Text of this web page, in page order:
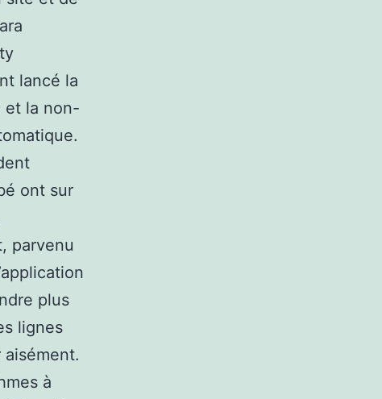
lancé la
et la non-
ont sur
parvenu
plus
lignes
à